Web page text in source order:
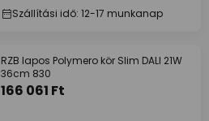
Szállítási idő: 12-17 munkanap
RZB lapos Polymero kör Slim DALI 21W
36cm 830
166 061 Ft